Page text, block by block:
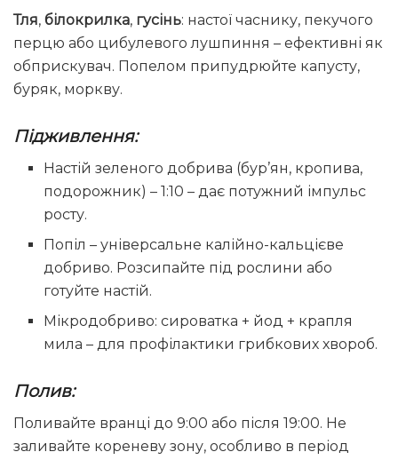
Тля, білокрилка, гусінь: настої часнику, пекучого
перцю або цибулевого лушпиння – ефективні як
обприскувач. Попелом припудрюйте капусту,
буряк, моркву.
Підживлення:
Настій зеленого добрива (бур’ян, кропива,
подорожник) – 1:10 – дає потужний імпульс
росту.
Попіл – універсальне калійно-кальцієве
добриво. Розсипайте під рослини або
готуйте настій.
Мікродобриво: сироватка + йод + крапля
мила – для профілактики грибкових хвороб.
Полив:
Поливайте вранці до 9:00 або після 19:00. Не
заливайте кореневу зону, особливо в період